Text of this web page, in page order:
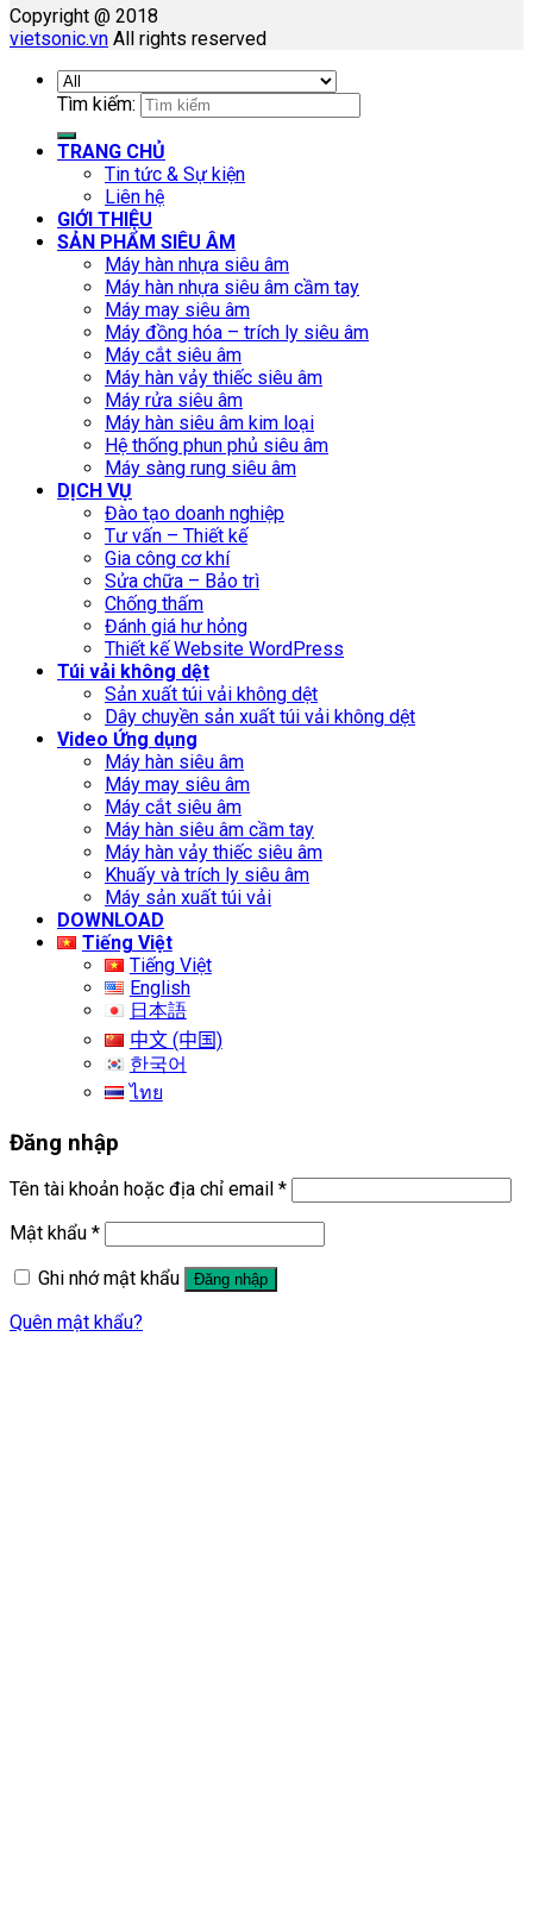
Copyright @ 2018
vietsonic.vn All rights reserved
Tìm kiếm:
TRANG CHỦ
Tin tức & Sự kiện
Liên hệ
GIỚI THIỆU
SẢN PHẨM SIÊU ÂM
Máy hàn nhựa siêu âm
Máy hàn nhựa siêu âm cầm tay
Máy may siêu âm
Máy đồng hóa – trích ly siêu âm
Máy cắt siêu âm
Máy hàn vảy thiếc siêu âm
Máy rửa siêu âm
Máy hàn siêu âm kim loại
Hệ thống phun phủ siêu âm
Máy sàng rung siêu âm
DỊCH VỤ
Đào tạo doanh nghiệp
Tư vấn – Thiết kế
Gia công cơ khí
Sửa chữa – Bảo trì
Chống thấm
Đánh giá hư hỏng
Thiết kế Website WordPress
Túi vải không dệt
Sản xuất túi vải không dệt
Dây chuyền sản xuất túi vải không dệt
Video Ứng dụng
Máy hàn siêu âm
Máy may siêu âm
Máy cắt siêu âm
Máy hàn siêu âm cầm tay
Máy hàn vảy thiếc siêu âm
Khuấy và trích ly siêu âm
Máy sản xuất túi vải
DOWNLOAD
Tiếng Việt
Tiếng Việt
English
日本語
中文 (中国)
한국어
ไทย
Đăng nhập
Tên tài khoản hoặc địa chỉ email *
Mật khẩu *
Ghi nhớ mật khẩu
Đăng nhập
Quên mật khẩu?